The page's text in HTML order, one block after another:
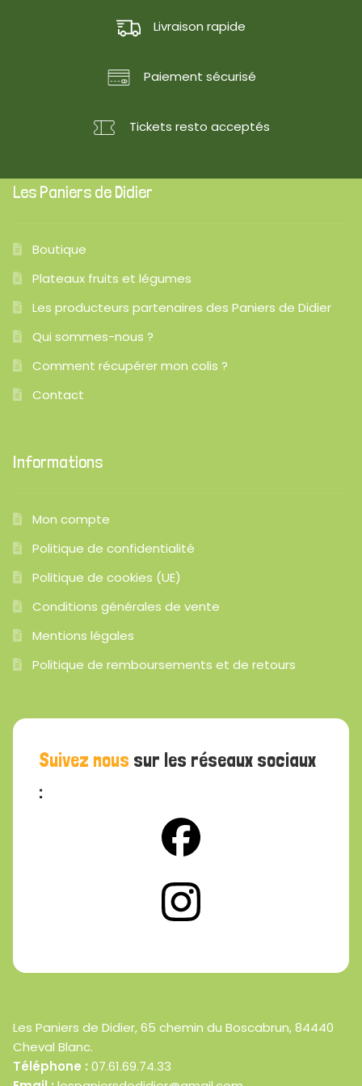
Livraison rapide
Paiement sécurisé
Tickets resto acceptés
Les Paniers de Didier
Boutique
Plateaux fruits et légumes
Les producteurs partenaires des Paniers de Didier
Qui sommes-nous ?
Comment récupérer mon colis ?
Contact
Informations
Mon compte
Politique de confidentialité
Politique de cookies (UE)
Conditions générales de vente
Mentions légales
Politique de remboursements et de retours
Suivez nous sur les réseaux sociaux
:
Les Paniers de Didier, 65 chemin du Boscabrun, 84440
Cheval Blanc.
Téléphone : 07.61.69.74.33